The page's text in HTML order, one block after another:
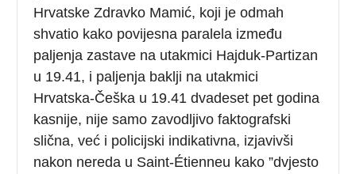
Hrvatske Zdravko Mamić, koji je odmah
shvatio kako povijesna paralela između
paljenja zastave na utakmici Hajduk-Partizan
u 19.41, i paljenja baklji na utakmici
Hrvatska-Češka u 19.41 dvadeset pet godina
kasnije, nije samo zavodljivo faktografski
slična, već i policijski indikativna, izjavivši
nakon nereda u Saint-Étienneu kako ”dvjesto